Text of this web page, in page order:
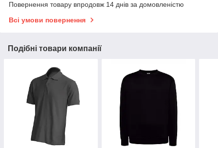
Повернення товару впродовж 14 днів за домовленістю
Всі умови повернення
Подібні товари компанії